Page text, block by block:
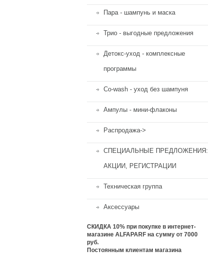
Пара - шампунь и маска
Трио - выгодные предложения
Детокс-уход - комплексные
программы
Co-wash - уход без шампуня
Ампулы - мини-флаконы
Распродажа->
СПЕЦИАЛЬНЫЕ ПРЕДЛОЖЕНИЯ:
АКЦИИ, РЕГИСТРАЦИИ
Техническая группа
Аксессуары
СКИДКА 10% при покупке в интернет-
магазине ALFAPARF на сумму от 7000
руб.
Постоянным клиентам магазина